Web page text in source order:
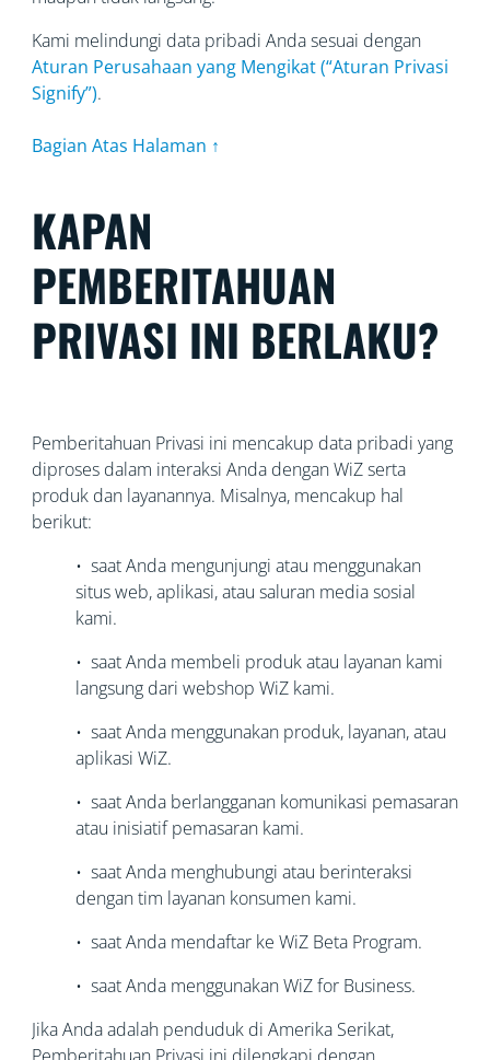
Kami melindungi data pribadi Anda sesuai dengan
Aturan Perusahaan yang Mengikat (“Aturan Privasi
Signify”).
Bagian Atas Halaman ↑
KAPAN
PEMBERITAHUAN
PRIVASI INI BERLAKU?
Pemberitahuan Privasi ini mencakup data pribadi yang
diproses dalam interaksi Anda dengan WiZ serta
produk dan layanannya. Misalnya, mencakup hal
berikut:
• saat Anda mengunjungi atau menggunakan
situs web, aplikasi, atau saluran media sosial
kami.
• saat Anda membeli produk atau layanan kami
langsung dari webshop WiZ kami.
• saat Anda menggunakan produk, layanan, atau
aplikasi WiZ.
• saat Anda berlangganan komunikasi pemasaran
atau inisiatif pemasaran kami.
• saat Anda menghubungi atau berinteraksi
dengan tim layanan konsumen kami.
• saat Anda mendaftar ke WiZ Beta Program.
• saat Anda menggunakan WiZ for Business.
Jika Anda adalah penduduk di Amerika Serikat,